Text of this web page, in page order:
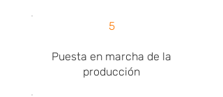
5
Puesta en marcha de la
producción